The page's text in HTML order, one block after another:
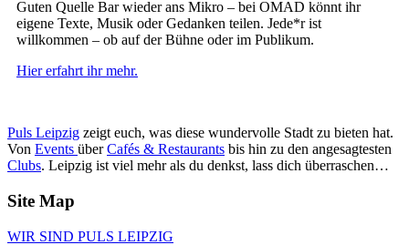
Guten Quelle Bar wieder ans Mikro – bei OMAD könnt ihr
eigene Texte, Musik oder Gedanken teilen. Jede*r ist
willkommen – ob auf der Bühne oder im Publikum.
Hier erfahrt ihr mehr.
Puls Leipzig zeigt euch, was diese wundervolle Stadt zu bieten hat.
Von Events überCafés & Restaurants bis hin zu den angesagtesten
Clubs. Leipzig ist viel mehr als du denkst, lass dich überraschen…
Site Map
WIR SIND PULS LEIPZIG